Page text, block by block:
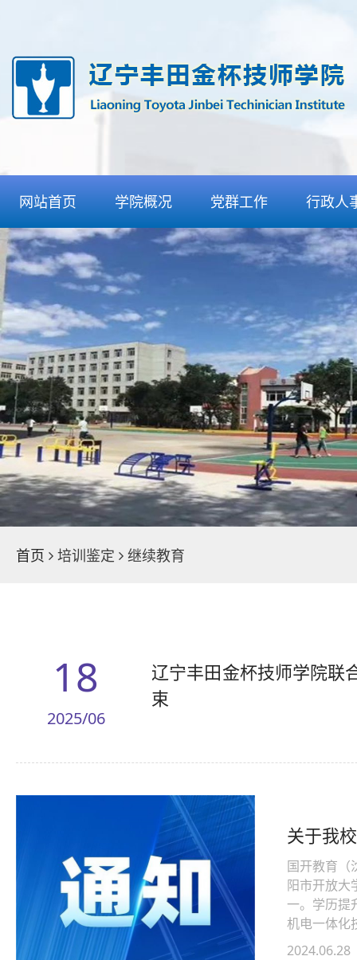
网站首页 学院概况
学院介绍
组织机构
特色优势
师资力量
学院荣誉
魅力校园
新闻中心
党群工作
党委工作
工会工作
行政人
人事招
信息发
检查通
首页 培训鉴定 继续教育
18
2025/06
辽宁丰田金杯技师学院联
束
关于我
国开教育（
阳市开放大
一。学历提
机电一体化
2024.06.28